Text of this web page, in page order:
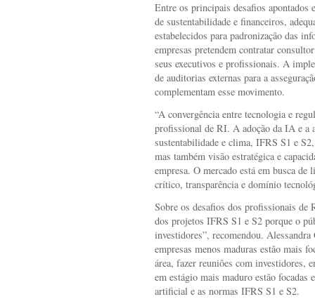
Entre os principais desafios apontados
de sustentabilidade e financeiros,
estabelecidos para padronização das
empresas pretendem contratar
seus executivos e profissionais. A
de auditorias externas para a
complementam esse movimento.
“A convergência entre tecnologia e
profissional de RI. A adoção da IA e a
sustentabilidade e clima, IFRS S1 e
mas também visão estratégica e
empresa. O mercado está em busca
crítico, transparência e domínio
Sobre os desafios dos profissionais
dos projetos IFRS S1 e S2 porque o
investidores”, recomendou.
empresas menos maduras estão mais
área, fazer reuniões com investidores,
em estágio mais maduro estão
artificial e as normas IFRS S1 e S2.